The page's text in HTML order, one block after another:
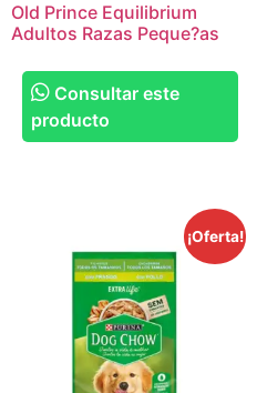
Old Prince Equilibrium
Adultos Razas Peque?as
Consultar este
producto
¡Oferta!